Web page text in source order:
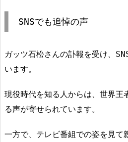
SNSでも追悼の声
ガッツ石松さんの訃報を受け、
います。
現役時代を知る人からは、世界王
る声が寄せられています。
一方で、テレビ番組での姿を見て